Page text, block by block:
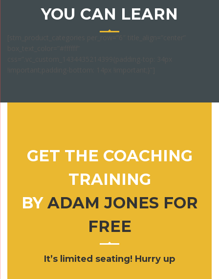
YOU CAN LEARN
GET THE COACHING
TRAINING
BY ADAM JONES FOR
FREE
It’s limited seating! Hurry up